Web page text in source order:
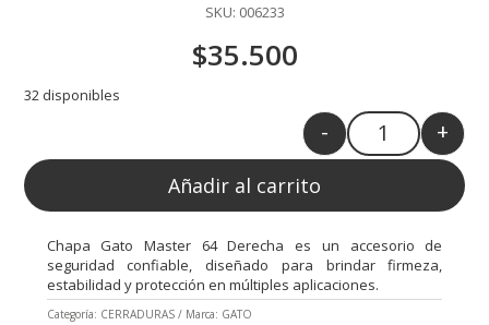
SKU: 006233
$35.500
32 disponibles
Quantity
- +
Añadir al carrito
Chapa Gato Master 64 Derecha es un accesorio de
seguridad confiable, diseñado para brindar firmeza,
estabilidad y protección en múltiples aplicaciones.
Categoría: CERRADURAS Marca: GATO